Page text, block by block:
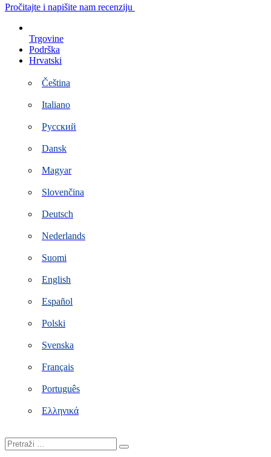
Preskoči
sadržaj
Pročitajte i napišite nam recenziju
Trgovine
Podrška
Hrvatski
Čeština
Italiano
Русский
Dansk
Magyar
Slovenčina
Deutsch
Nederlands
Suomi
English
Español
Polski
Svenska
Français
Português
Ελληνικά
Pretraži
…